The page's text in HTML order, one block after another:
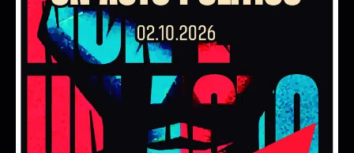
AGORA GUERRILLA
ORQUESTRA GALEGA DE LIBERACIÓN
09/10/2026 20:00:00
+ INFO / + ENTRADAS